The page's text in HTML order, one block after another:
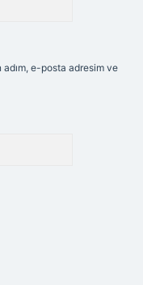
adım, e-posta adresim ve